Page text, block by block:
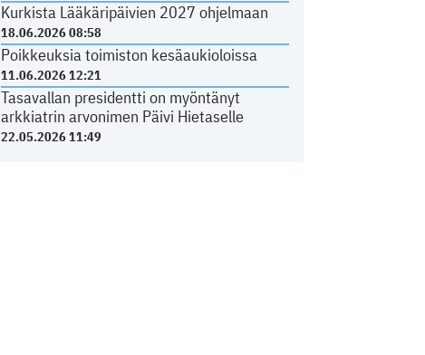
Kurkista Lääkäripäivien 2027 ohjelmaan
18.06.2026 08:58
Poikkeuksia toimiston kesäaukioloissa
11.06.2026 12:21
Tasavallan presidentti on myöntänyt
arkkiatrin arvonimen Päivi Hietaselle
22.05.2026 11:49